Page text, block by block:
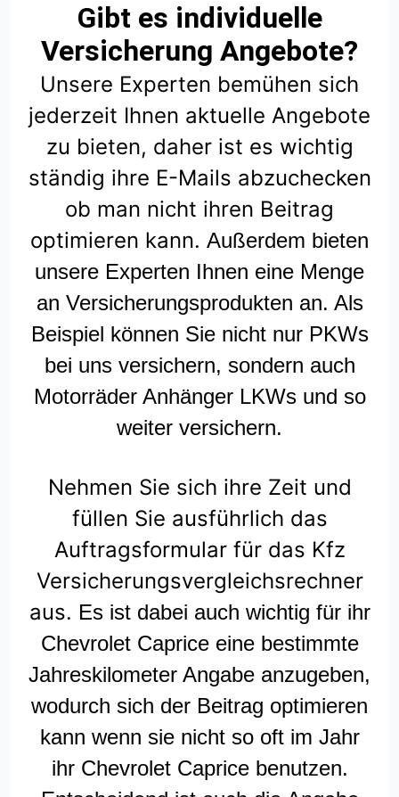
Gibt es individuelle
Versicherung Angebote?
Unsere Experten bemühen sich
jederzeit Ihnen aktuelle Angebote
zu bieten, daher ist es wichtig
ständig ihre E-Mails abzuchecken
ob man nicht ihren Beitrag
optimieren kann. Außerdem bieten
unsere Experten Ihnen eine Menge
an Versicherungsprodukten an. Als
Beispiel können Sie nicht nur PKWs
bei uns versichern, sondern auch
Motorräder Anhänger LKWs und so
weiter versichern.
Nehmen Sie sich ihre Zeit und
füllen Sie ausführlich das
Auftragsformular für das Kfz
Versicherungsvergleichsrechner
aus. Es ist dabei auch wichtig für ihr
Chevrolet Caprice eine bestimmte
Jahreskilometer Angabe anzugeben,
wodurch sich der Beitrag optimieren
kann wenn sie nicht so oft im Jahr
ihr Chevrolet Caprice benutzen.